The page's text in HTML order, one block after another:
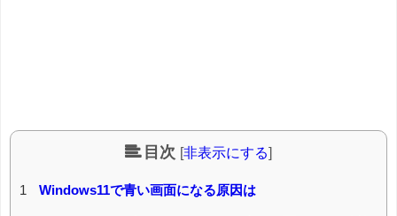
目次 [非表示にする]
1 Windows11で青い画面になる原因は